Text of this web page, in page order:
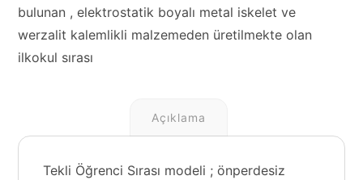
bulunan , elektrostatik boyalı metal iskelet ve
werzalit kalemlikli malzemeden üretilmekte olan
ilkokul sırası
Açıklama
Tekli Öğrenci Sırası modeli ; önperdesiz